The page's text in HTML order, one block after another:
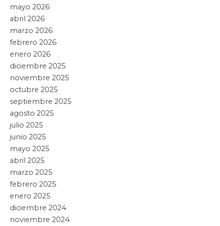
mayo 2026
abril 2026
marzo 2026
febrero 2026
enero 2026
diciembre 2025
noviembre 2025
octubre 2025
septiembre 2025
agosto 2025
julio 2025
junio 2025
mayo 2025
abril 2025
marzo 2025
febrero 2025
enero 2025
diciembre 2024
noviembre 2024